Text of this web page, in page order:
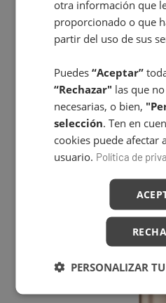
TRATAMIENTO
otra información que
proporcionado o que
partir del uso de sus
Puedes“Aceptar”
“Rechazar" las que
necesarias, o bien,
selección. Ten en
cookies puede afectar
usuario. Política de
PERSONALIZAR